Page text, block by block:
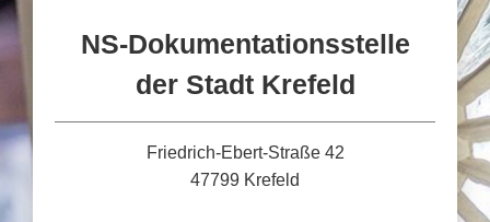
NS-Dokumentationsstelle
der Stadt Krefeld
Friedrich-Ebert-Straße 42
47799 Krefeld